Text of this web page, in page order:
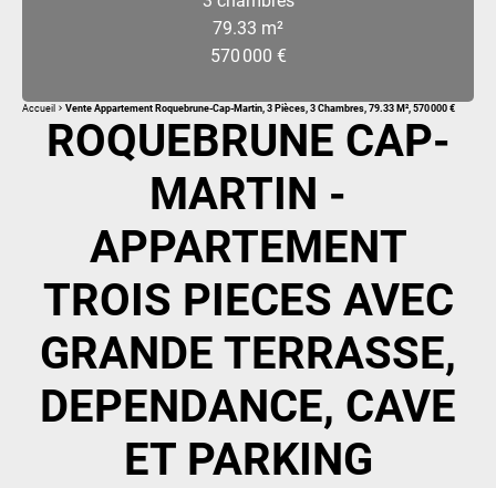
79.33 m²
570 000 €
Accueil Vente Appartement Roquebrune-Cap-Martin, 3 Pièces, 3 Chambres, 79.33 M², 570 000 €
ROQUEBRUNE CAP-
MARTIN -
APPARTEMENT
TROIS PIECES AVEC
GRANDE TERRASSE,
DEPENDANCE, CAVE
ET PARKING